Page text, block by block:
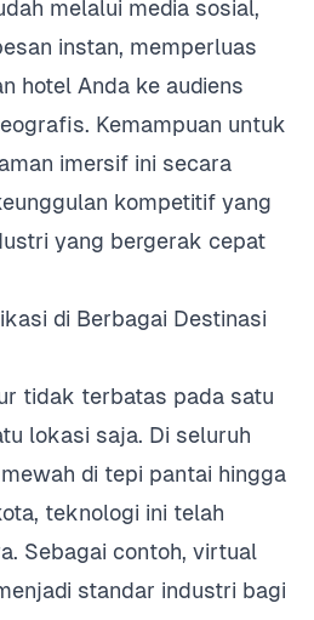
melalui media sosial,
instan, memperluas
hotel Anda ke audiens
Kemampuan untuk
imersif ini secara
kompetitif yang
yang bergerak cepat
di Berbagai Destinasi
tidak terbatas pada satu
lokasi saja. Di seluruh
di tepi pantai hingga
teknologi ini telah
Sebagai contoh, virtual
standar industri bagi